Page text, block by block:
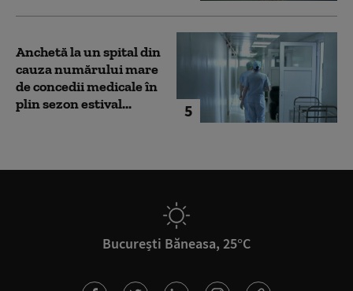
5
Anchetă la un spital din
cauza numărului mare
de concedii medicale în
plin sezon estival...
București Băneasa, 25°C